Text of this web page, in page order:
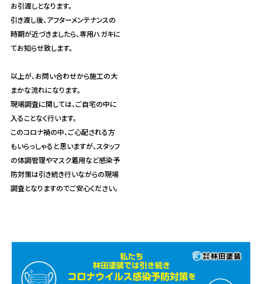
お引渡しとなります。
引き渡し後、アフターメンテナンスの
時期が近づきましたら、専用ハガキに
てお知らせ致します。
以上が、お問い合わせから施工の大
まかな流れになります。
現場調査に関しては、ご自宅の中に
入ることなく行います。
このコロナ禍の中、ご心配される方
もいらっしゃると思いますが、スタッフ
の体調管理やマスク着用など感染予
防対策は引き続き行いながらの現場
調査となりますのでご安心ください。